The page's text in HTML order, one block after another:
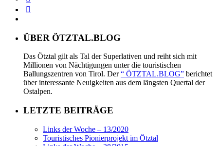
ÜBER ÖTZTAL.BLOG
Das Ötztal gilt als Tal der Superlativen und reiht sich mit
Millionen von Nächtigungen unter die touristischen
Ballungszentren von Tirol. Der“ ÖTZTAL.BLOG” berichtet
über interessante Neuigkeiten aus dem längsten Quertal der
Ostalpen.
LETZTE BEITRÄGE
Links der Woche – 13/2020
Touristisches Pionierprojekt im Ötztal